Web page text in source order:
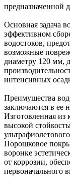
предназначенной
Основная задача
эффективном
водостоков,
возможные
диаметру 120 мм,
интенсивных
Преимущества
заключаются в ее
Изготовленная из
высокой
Порошковое
воронке
от коррозии,
первоначального